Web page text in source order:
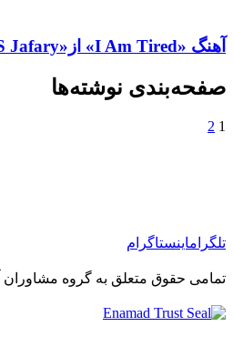
آهنگ «I Am Tired» از«Vahid S Jafary»
صفحه‌بندی نوشته‌ها
1
2
تلگراماینستاگرام
تمامی حقوق متعلق به گروه